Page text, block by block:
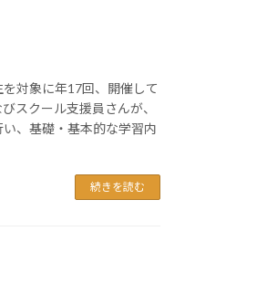
対象に年17回、開催して
スクール支援員さんが、
、基礎・基本的な学習内
続きを読む